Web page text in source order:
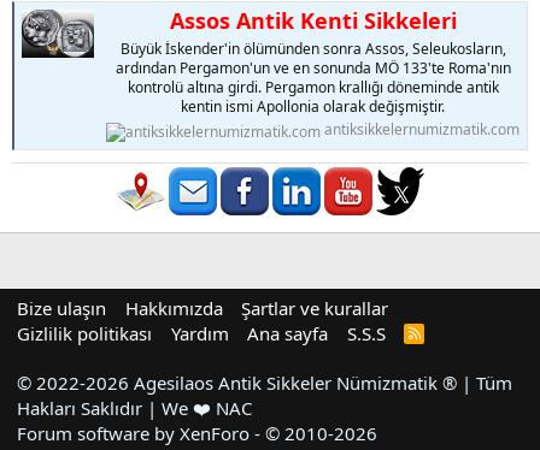
Assos Antik Kenti Sikkeleri
Büyük İskender'in ölümünden sonra Assos, Seleukosların,
ardından Pergamon'un ve en sonunda MÖ 133'te Roma'nın
kontrolü altına girdi. Pergamon krallığı döneminde antik
kentin ismi Apollonia olarak değişmiştir.
antiksikkelernumizmatik.com
Bize ulaşın Hakkımızda
Şartlar ve kurallar
Gizlilik politikası
Yardım Ana sayfa S.S.S
R
S
© 2022-2026 Agesilaos Antik Sikkeler Nümizmatik ® | Tüm
Hakları Saklıdır | We ❤️ NAC
Forum software by XenForo - © 2010-2026